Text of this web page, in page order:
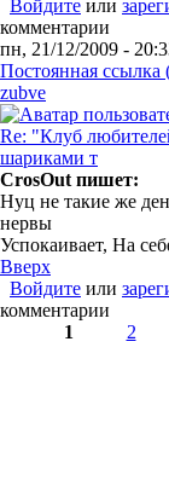
Войдите или
комментарии
пн, 21/12/2009 -
Постоянная ссылка
zubve
Re: "Клуб
шариками т
CrosOut пишет:
Нуц не такие же
нервы
Успокаивает, На
Вверх
Войдите или
комментарии
Страницы
1 2